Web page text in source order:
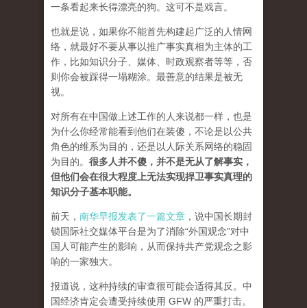
一条看起来长得漂亮的狗。这可不是戏言。
也就是说，如果你不能首先构建起广泛的人情网
络，就最好不要从事以推广事实真相为主体的工
作，比如知识分子、媒体、时政观察者等等，否
则你会被踩得一塌糊涂。最善意的结果是被无
视。
对所有在中国做上述工作的人来说都一样，也是
为什么你经常能看到他们在装傻，不论是以公共
角色的维系为目的，还是以人际关系网络的稳固
为目的。 很多人并不傻，并不是无从了解事实，
但他们会在很大程度上无法实现捍卫事实真理的
知识分子基本职能。
前天， 南华早报发表了一篇文章 ，说中国长期封
锁国际社交媒体平台是为了消除“外国观念”对中
国人可能产生的影响，从而保持共产党观念之影
响的一家独大。
报道说，这种持续的审查很可能会适得其反。中
国经济肯定会遭受持续使用 GFW 的严重打击。